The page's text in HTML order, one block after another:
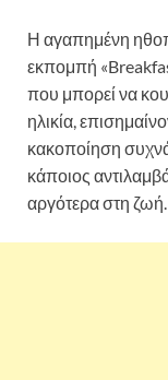
Η αγαπημένη
εκπομπή
που μπορεί να
ηλικία,
κακοποίηση
κάποιος
αργότερα στη ζωή.